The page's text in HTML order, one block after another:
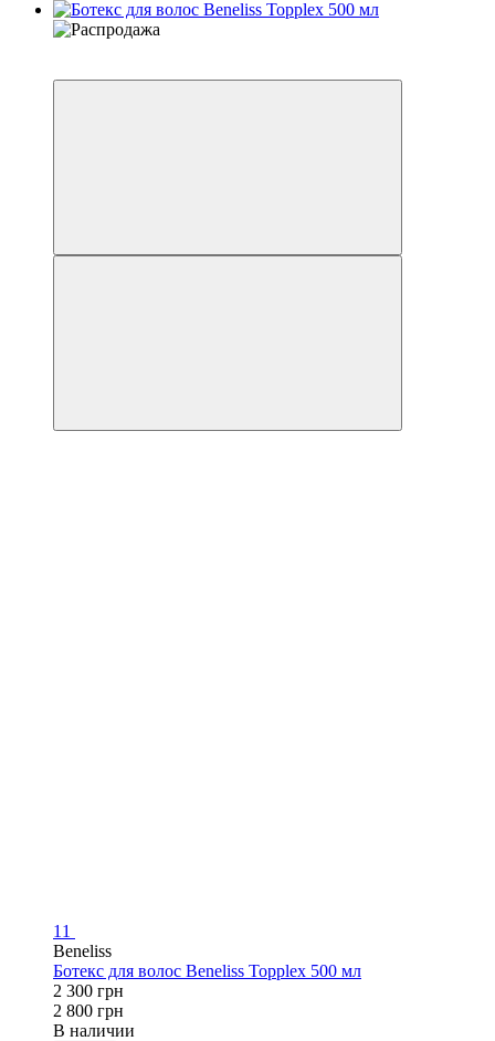
11
Beneliss
Ботекс для волос Beneliss Topplex 500 мл
2 300 грн
2 800 грн
В наличии